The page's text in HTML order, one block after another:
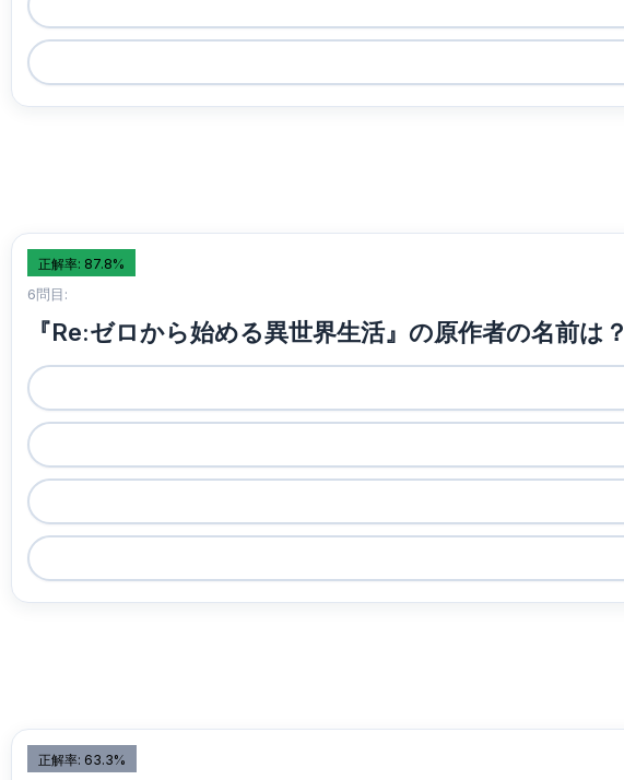
正解率: 87.8%
6問目:
『Re:ゼロから始める異世界生活』の原作者の名前は？
正解率: 63.3%